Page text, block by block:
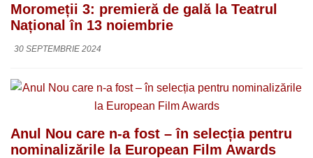
Moromeții 3: premieră de gală la Teatrul
Național în 13 noiembrie
30 SEPTEMBRIE 2024
Anul Nou care n-a fost – în selecția pentru
nominalizările la European Film Awards